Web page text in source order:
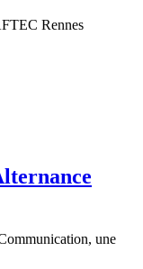
Rennes
une